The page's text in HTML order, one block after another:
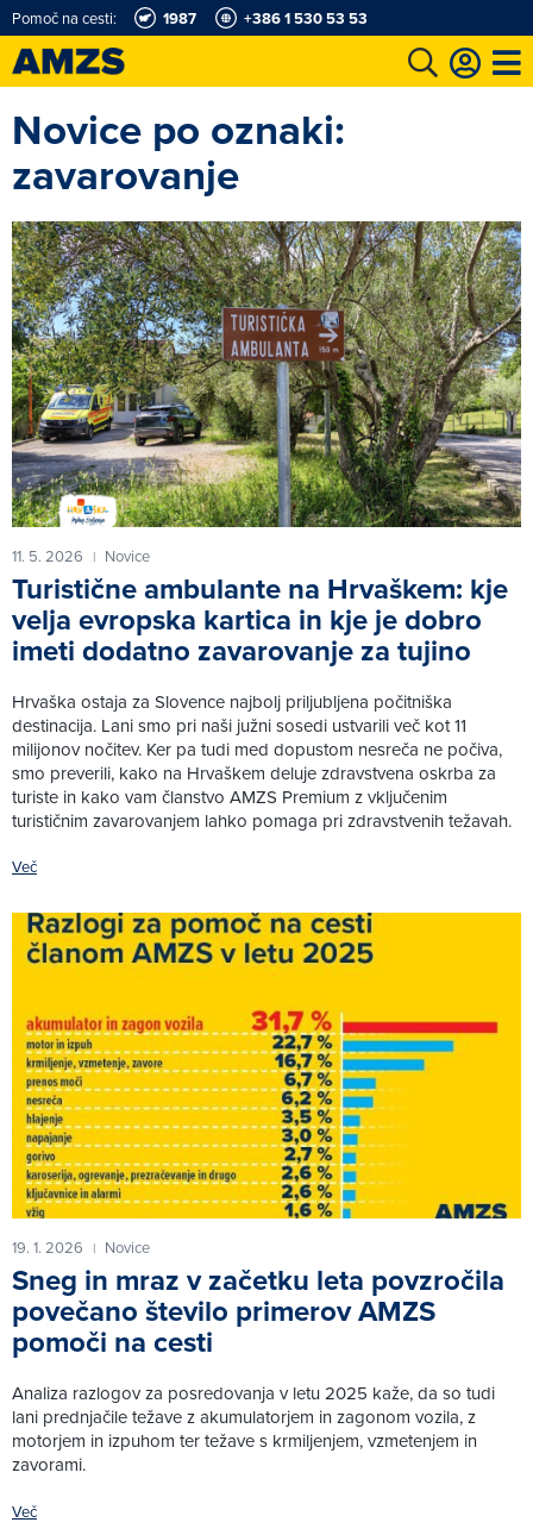
Pomoč na cesti: 1987 +386 1 530 53 53
Karting in motošportni center Najboljši za volanom
Novice po oznaki:
zavarovanje
11. 5. 2026 | Novice
Turistične ambulante na Hrvaškem: kje
velja evropska kartica in kje je dobro
imeti dodatno zavarovanje za tujino
Hrvaška ostaja za Slovence najbolj priljubljena počitniška
destinacija. Lani smo pri naši južni sosedi ustvarili več kot 11
milijonov nočitev. Ker pa tudi med dopustom nesreča ne počiva,
smo preverili, kako na Hrvaškem deluje zdravstvena oskrba za
turiste in kako vam članstvo AMZS Premium z vključenim
turističnim zavarovanjem lahko pomaga pri zdravstvenih težavah.
Več
19. 1. 2026 | Novice
Sneg in mraz v začetku leta povzročila
povečano število primerov AMZS
pomoči na cesti
Analiza razlogov za posredovanja v letu 2025 kaže, da so tudi
lani prednjačile težave z akumulatorjem in zagonom vozila, z
motorjem in izpuhom ter težave s krmiljenjem, vzmetenjem in
zavorami.
Več